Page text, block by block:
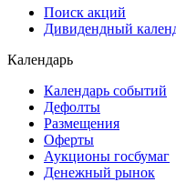
Самые популярные
Дивидендный
Календарь
Календарь событий
Дефолты